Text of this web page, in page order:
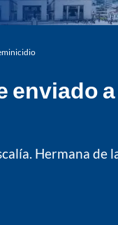
enviado
Hermana